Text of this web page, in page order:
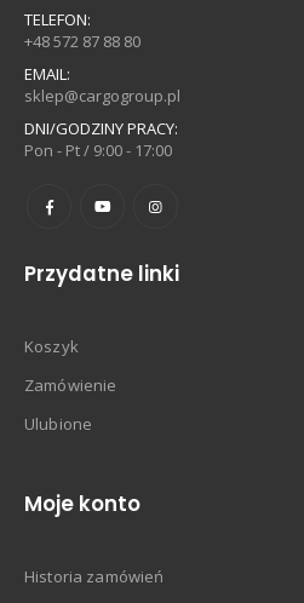
TELEFON:
+48 572 87 88 80
EMAIL:
sklep@cargogroup.pl
DNI/GODZINY PRACY:
Pon - Pt / 9:00 - 17:00
Przydatne linki
Koszyk
Zamówienie
Ulubione
Moje konto
Historia zamówień